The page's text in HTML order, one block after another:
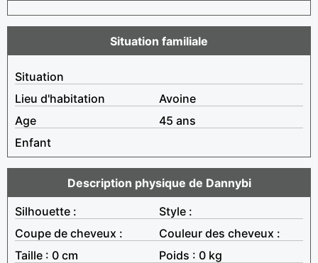
Situation familiale
Situation
Lieu d'habitation
Avoine
Age
45 ans
Enfant
Description physique de Dannybi
Silhouette :
Style :
Coupe de cheveux :
Couleur des cheveux :
Taille : 0 cm
Poids : 0 kg